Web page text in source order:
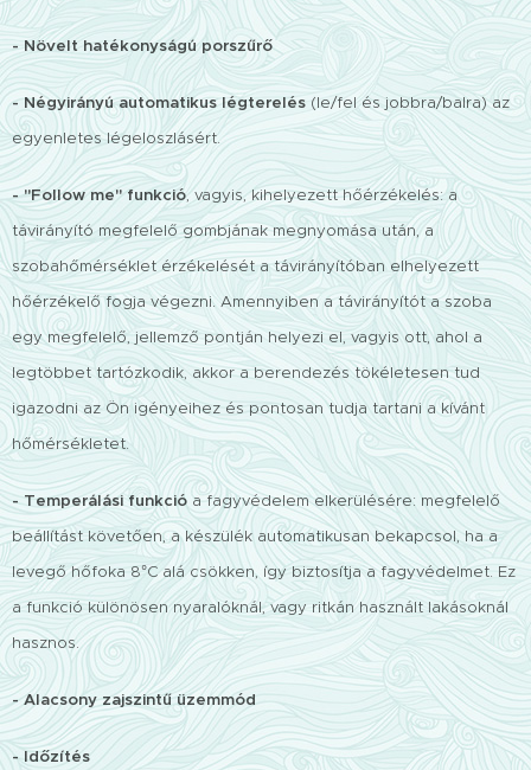
- Növelt hatékonyságú porszűrő
- Négyirányú automatikus légterelés (le/fel és jobbra/balra) az
egyenletes légeloszlásért.
- "Follow me" funkció, vagyis, kihelyezett hőérzékelés: a
távirányító megfelelő gombjának megnyomása után, a
szobahőmérséklet érzékelését a távirányítóban elhelyezett
hőérzékelő fogja végezni. Amennyiben a távirányítót a szoba
egy megfelelő, jellemző pontján helyezi el, vagyis ott, ahol a
legtöbbet tartózkodik, akkor a berendezés tökéletesen tud
igazodni az Ön igényeihez és pontosan tudja tartani a kívánt
hőmérsékletet.
- Temperálási funkció a fagyvédelem elkerülésére: megfelelő
beállítást követően, a készülék automatikusan bekapcsol, ha a
levegő hőfoka 8°C alá csökken, így biztosítja a fagyvédelmet. Ez
a funkció különösen nyaralóknál, vagy ritkán használt lakásoknál
hasznos.
- Alacsony zajszintű üzemmód
- Időzítés